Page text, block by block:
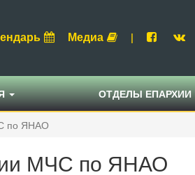
Медиа |
ОТДЕЛЫ ЕПАРХИИ
по ЯНАО
МЧС по ЯНАО